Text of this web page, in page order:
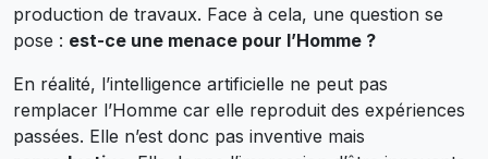
production de travaux. Face à cela, une question se
pose : est-ce une menace pour l’Homme ?
En réalité, l’intelligence artificielle ne peut pas
remplacer l’Homme car elle reproduit des expériences
passées. Elle n’est donc pas inventive mais